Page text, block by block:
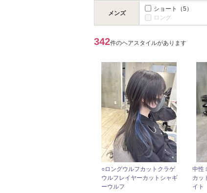
メンズ
ショート （5）
ロング
342件のヘアスタイルがあります
○ロングウルフカットクラゲ
ウルフレイヤーカットシャギ
ーウルフ
中性
カッ
イト